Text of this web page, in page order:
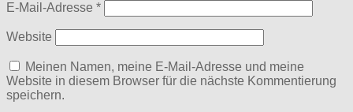
E-Mail-Adresse *
Website
Meinen Namen, meine E-Mail-Adresse und meine
Website in diesem Browser für die nächste Kommentierung
speichern.